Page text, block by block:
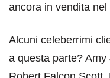
ancora in vendita
Alcuni celeberrimi
a questa parte?